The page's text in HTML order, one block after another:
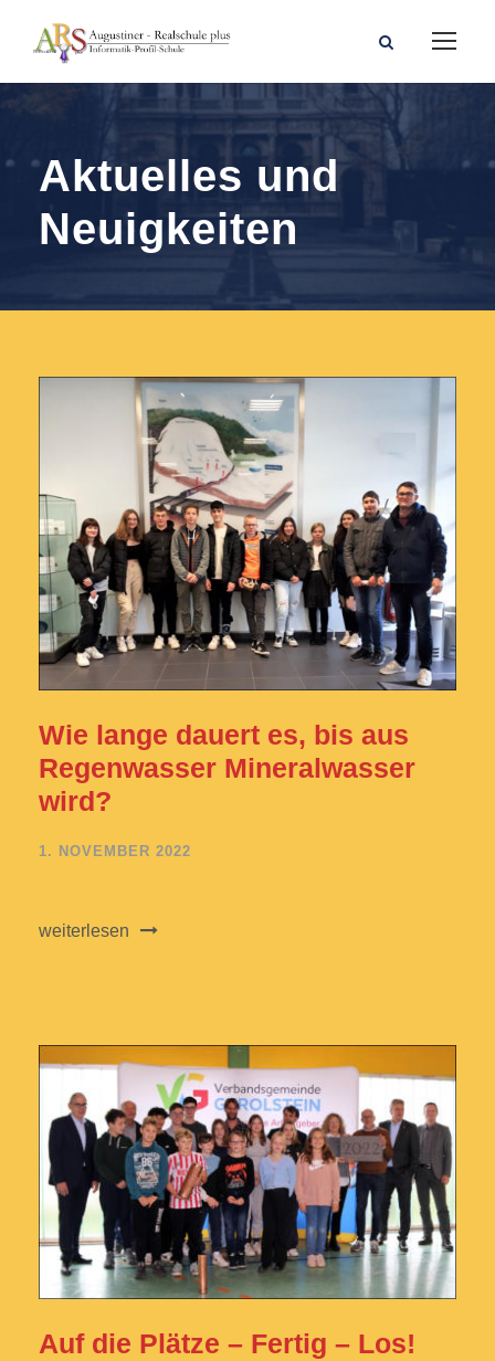
Aktuelles und
Neuigkeiten
Wie lange dauert es, bis aus
Regenwasser Mineralwasser
wird?
1. NOVEMBER 2022
weiterlesen
Auf die Plätze – Fertig – Los!